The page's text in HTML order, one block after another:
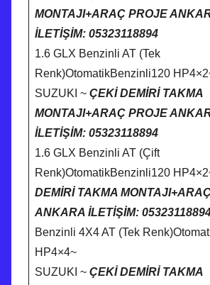
MONTAJI+ARAÇ PROJE
İLETİŞİM: 05323118894
1.6 GLX Benzinli AT (Tek
Renk)OtomatikBenzinli120
SUZUKI ~ ÇEKİ DEMİRİ TAKMA
MONTAJI+ARAÇ PROJE
İLETİŞİM: 05323118894
1.6 GLX Benzinli AT (Çift
Renk)OtomatikBenzinli120
DEMİRİ TAKMA
ANKARA İLETİŞİM:
Benzinli 4X4 AT (Tek
HP4×4~
SUZUKI ~ ÇEKİ DEMİRİ TAKMA